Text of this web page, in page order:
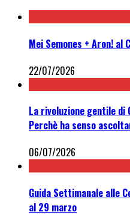
Mei Semones + Aron! al
22/07/2026
La rivoluzione gentile di
Perchè ha senso
06/07/2026
Guida Settimanale alle
al 29 marzo